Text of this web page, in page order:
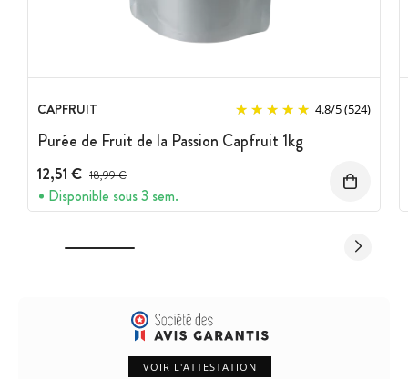
CAPFRUIT 4.8/5(524)
Purée de Fruit de la Passion Capfruit 1kg
12,51 € Prix avant réduction :
18,99 €
Disponible sous 3 sem.
VOIR L'ATTESTATION